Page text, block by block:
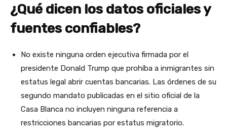
¿Qué dicen los datos oficiales y
fuentes confiables?
No existe ninguna orden ejecutiva firmada por el
presidente Donald Trump que prohíba a inmigrantes sin
estatus legal abrir cuentas bancarias. Las órdenes de su
segundo mandato publicadas en el sitio oficial de la
Casa Blanca no incluyen ninguna referencia a
restricciones bancarias por estatus migratorio.